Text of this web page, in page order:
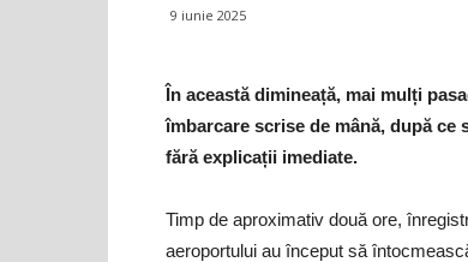
9 iunie 2025
În această dimineață, mai mulți
îmbarcare scrise de mână, după
fără explicații imediate.
Timp de aproximativ două ore,
aeroportului au început să